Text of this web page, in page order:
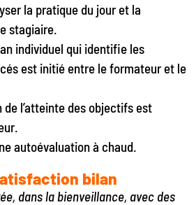
la pratique du jour et la
stagiaire.
individuel qui identifie les
est initié entre le formateur et le
de l’atteinte des objectifs est
autoévaluation à chaud.
bilan
dans la bienveillance, avec des